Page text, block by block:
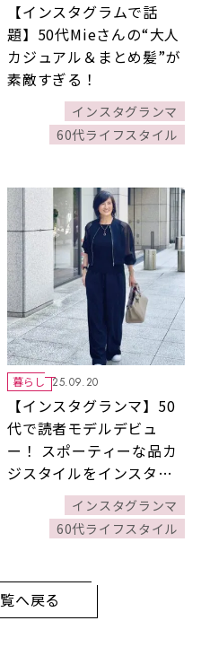
【インスタグラムで話
題】50代Mieさんの“大人
カジュアル＆まとめ髪”が
素敵すぎる！
インスタグランマ
60代ライフスタイル
暮らし 25.09.20
【インスタグランマ】50
代で読者モデルデビュ
ー！ スポーティーな品カ
ジスタイルをインスタグ
ラムで発信中インスタグランマ
60代ライフスタイル
へ戻る